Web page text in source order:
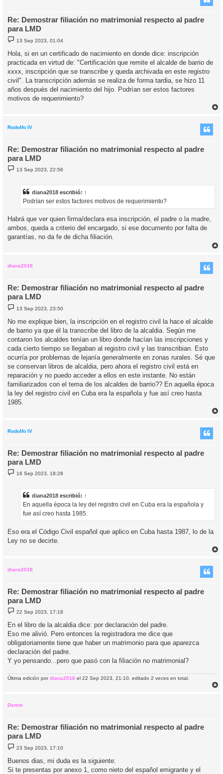
Re: Demostrar filiación no matrimonial respecto al padre
para LMD
M
e
n
s
a
e
13 Sep 2023, 01:04
Hola, si en un certificado de nacimiento en donde dice: inscripción
practicada en virtud de: "Certificación que remite el alcalde de barrio de
xxxx, inscripción que se transcribe y queda archivada en este registro
civil". La transcripción además se realiza de forma tardia, se hizo 11
años después del nacimiento del hijo. Podrían ser estos factores
motivos de requerimiento?
Rodolfo IV
Re: Demostrar filiación no matrimonial respecto al padre
para LMD
M
13 Sep 2023, 22:56
diana2018 escribió: ↑
Podrían ser estos factores motivos de requerimiento?
Habrá que ver quien firma/declara esa inscripción, el padre o la madre,
ambos, queda a criterio del encargado, si ese documento por falta de
garantías, no da fe de dicha filiación.
diana2018
Re: Demostrar filiación no matrimonial respecto al padre
para LMD
M
e
s
a
e
13 Sep 2023, 23:50
No me explique bien, la inscripción en el registro civil la hace el alcalde
de barrio ya que él la transcribe del libro de la alcaldia. Según me
contaron los alcaldes tenían un libro donde hacían las inscripciones y
cada cierto tiempo se llegaban al registro civil y las transcribian. Esto
ocurría por problemas de lejanía generalmente en zonas rurales. Sé que
se conservan libros de alcaldia, pero ahora el registro civil está en
reparación y no puedo acceder a ellos en este instante. No están
familiarizados con el tema de los alcaldes de barrio?? En aquella época
la ley del registro civil en Cuba era la española y fue así creo hasta
1985.
Rodolfo IV
Re: Demostrar filiación no matrimonial respecto al padre
para LMD
M
e
16 Sep 2023, 18:28
diana2018 escribió: ↑
En aquella época la ley del registro civil en Cuba era la española y
fue así creo hasta 1985.
Eso era el Código Civil español que aplico en Cuba hasta 1987, lo de la
Ley no se decirte.
diana2018
Re: Demostrar filiación no matrimonial respecto al padre
para LMD
M
e
s
a
j
e
22 Sep 2023, 17:18
En el libro de la alcaldia dice: por declaración del padre.
Eso me alivió. Pero entonces la registradora me dice que
obligatoriamente tiene que haber un matrimonio para que aparezca
declaración del padre.
Y yo pensando...pero que pasó con la filiación no matrimonial?
Última edición pordiana2018 el 22 Sep 2023, 21:10, editado 2 veces en total.
Dsmm
Re: Demostrar filiación no matrimonial respecto al padre
para LMD
M
e
s
a
23 Sep 2023, 17:10
Buenos dias, mi duda es la siguiente:
Si te presentas por anexo 1, como nieto del español emigrante y el